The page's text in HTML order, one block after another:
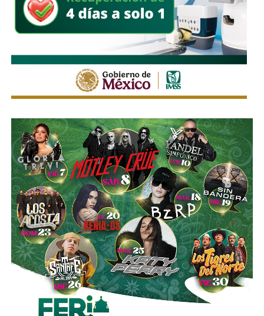
“Hace rato oí la declaración de la fiscal que decía que ahí
era un punto. Yo digo, ¿por qué no se ha atacado ese
punto?”, expresó.
El edil insistió en queno adelantará conclusiones ni
atribuirá responsabilidades sin que concluya la
investigación, aunque reiteró que su administración
mantendrá una política de cero tolerancia frente a cualquier
conducta irregular dentro de la corporación.
“Pueden ser muchas conjeturas que yo no quisiera
adelantar, pero sí,mi compromiso es una policía limpia,
una policía sana; y si hay que investigar y tenemos
que sancionar, lo voy a hacer. Ese es mi compromiso
con la población”, concluyó.
La declaración del alcalde se da luego de quela SSPC
municipal informara el inicio de una investigación